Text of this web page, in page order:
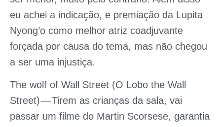
eu achei a indicação, e premiação da Lupita
Nyong’o como melhor atriz coadjuvante
forçada por causa do tema, mas não chegou
a ser uma injustiça.
The wolf of Wall Street (O Lobo the Wall
Street)— Tirem as crianças da sala, vai
passar um filme do Martin Scorsese, garantia